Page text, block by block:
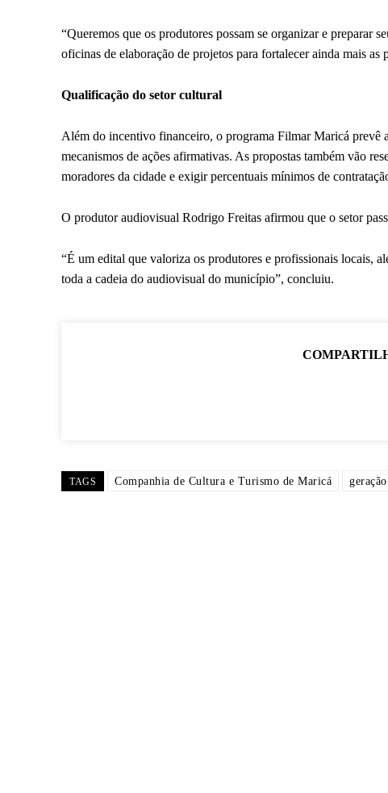
“Queremos que os produtores possam se organizar e preparar
oficinas de elaboração de projetos para fortalecer ainda mais as
Qualificação do setor cultural
Além do incentivo financeiro, o programa Filmar Maricá prevê
mecanismos de ações afirmativas. As propostas também vão
moradores da cidade e exigir percentuais mínimos de
O produtor audiovisual Rodrigo Freitas afirmou que o setor
“É um edital que valoriza os produtores e profissionais locais,
toda a cadeia do audiovisual do município”, concluiu.
TAGS Companhia de Cultura e Turismo de Maricá